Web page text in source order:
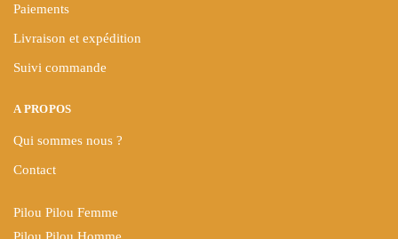
Paiements
Livraison et expédition
Suivi commande
A PROPOS
Qui sommes nous ?
Contact
Pilou Pilou Femme
Pilou Pilou Homme